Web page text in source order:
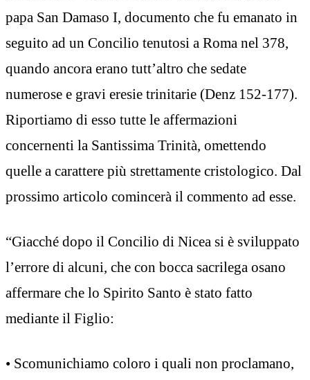
papa San Damaso I, documento che fu emanato in
seguito ad un Concilio tenutosi a Roma nel 378,
quando ancora erano tutt’altro che sedate
numerose e gravi eresie trinitarie (Denz 152-177).
Riportiamo di esso tutte le affermazioni
concernenti la Santissima Trinità, omettendo
quelle a carattere più strettamente cristologico. Dal
prossimo articolo comincerà il commento ad esse.
“Giacché dopo il Concilio di Nicea si è sviluppato
l’errore di alcuni, che con bocca sacrilega osano
affermare che lo Spirito Santo è stato fatto
mediante il Figlio:
• Scomunichiamo coloro i quali non proclamano,